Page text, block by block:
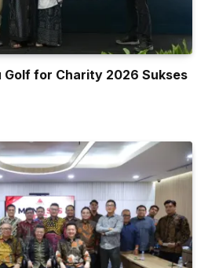
Golf for Charity 2026 Sukses